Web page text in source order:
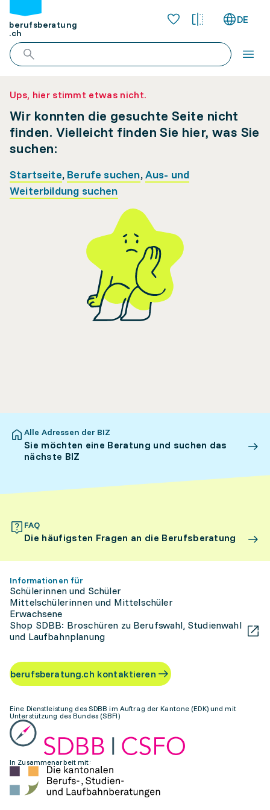
berufsberatung
.ch
DE
Ups, hier stimmt etwas nicht.
Wir konnten die gesuchte Seite nicht
finden. Vielleicht finden Sie hier, was Sie
suchen:
Startseite, Berufe suchen,Aus- und
Weiterbildung suchen
Alle Adressen der BIZ
Sie möchten eine Beratung und suchen das
nächste BIZ
FAQ
Die häufigsten Fragen an die Berufsberatung
Informationen für
Schülerinnen und Schüler
Mittelschülerinnen und Mittelschüler
Erwachsene
Shop SDBB: Broschüren zu Berufswahl, Studienwahl
und Laufbahnplanung
berufsberatung.ch kontaktieren
Eine Dienstleistung des SDBB im Auftrag der Kantone (EDK) und mit
Unterstützung des Bundes (SBFI)
In Zusammenarbeit mit: